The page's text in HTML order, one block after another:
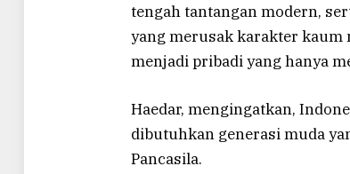
tengah tantangan modern,
yang merusak karakter kaum
menjadi pribadi yang hanya
Haedar, mengingatkan,
dibutuhkan generasi muda
Pancasila.